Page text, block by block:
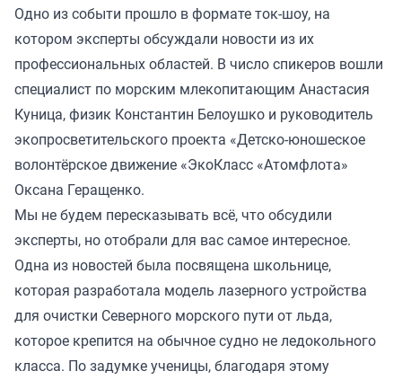
Одно из событи прошло в формате ток-шоу, на
котором эксперты обсуждали новости из их
профессиональных областей. В число спикеров вошли
специалист по морским млекопитающим Анастасия
Куница, физик Константин Белоушко и руководитель
экопросветительского проекта «Детско-юношеское
волонтёрское движение «ЭкоКласс «Атомфлота»
Оксана Геращенко.
Мы не будем пересказывать всё, что обсудили
эксперты, но отобрали для вас самое интересное.
Одна из новостей была посвящена школьнице,
которая разработала модель лазерного устройства
для очистки Северного морского пути от льда,
которое крепится на обычное судно не ледокольного
класса. По задумке ученицы, благодаря этому